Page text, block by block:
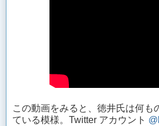
この動画をみると、徳井氏は何も
ている模様。Twitter アカウント